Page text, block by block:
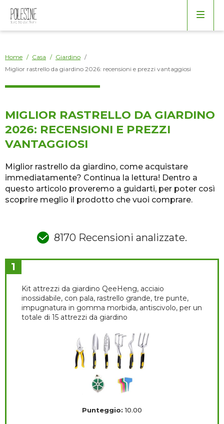
Borse
Arredo
Giardino
Salotto
Varie
Home / Casa / Giardino /
Miglior rastrello da giardino 2026: recensioni e prezzi vantaggiosi
MIGLIOR RASTRELLO DA GIARDINO
2026: RECENSIONI E PREZZI
VANTAGGIOSI
Miglior rastrello da giardino, come acquistare
immediatamente? Continua la lettura! Dentro a
questo articolo proveremo a guidarti, per poter così
scoprire meglio il prodotto che vuoi comprare.
8170 Recensioni analizzate.
1
Kit attrezzi da giardino QeeHeng, acciaio
inossidabile, con pala, rastrello grande, tre punte,
impugnatura in gomma morbida, antiscivolo, per un
totale di 15 attrezzi da giardino
Punteggio:10.00